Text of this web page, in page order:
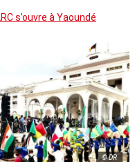
s’ouvre à Yaoundé
© DR